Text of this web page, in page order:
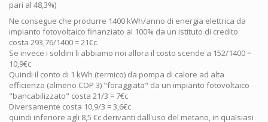
pari al 48,3%)
Ne consegue che produrre 1400 kWh/anno di energia elettrica da
impianto fotovoltaico finanziato al 100% da un istituto di credito
costa 293,76/1400 = 21€c.
Se invece i soldini li abbiamo noi allora il costo scende a 152/1400 =
10,9€c
Quindi il conto di 1 kWh (termico) da pompa di calore ad alta
efficienza (almeno COP 3) "foraggiata" da un impianto fotovoltaico
"bancabilizzato" costa 21/3 = 7€c
Diversamente costa 10,9/3 = 3,6€c
quindi inferiore agli 8,5 €c derivanti dall'uso del metano, in qualsiasi